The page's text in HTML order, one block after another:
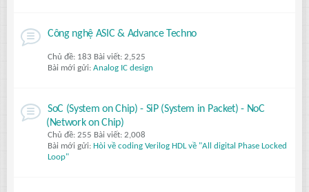
Công nghệ ASIC & Advance Techno
Chủ đề: 183 Bài viết: 2,525
Bài mới gửi: Analog IC design
SoC (System on Chip) - SiP (System in Packet) - NoC
(Network on Chip)
Chủ đề: 255 Bài viết: 2,008
Bài mới gửi: Hòi về coding Verilog HDL về "All digital Phase Locked
Loop"